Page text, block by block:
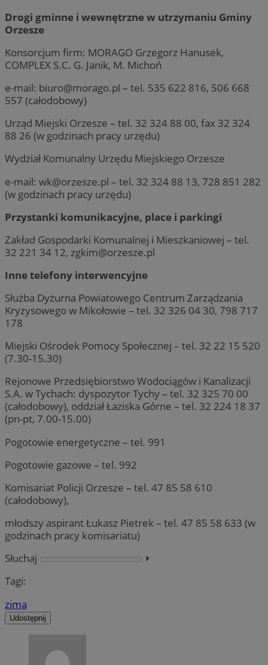
Drogi gminne i wewnętrzne w utrzymaniu Gminy
Orzesze
Konsorcjum firm: MORAGO Grzegorz Hanusek,
COMPLEX S.C. G. Janik, M. Michoń
e-mail: biuro@morago.pl – tel. 535 622 816, 506 668
557 (całodobowy)
Urząd Miejski Orzesze – tel. 32 324 88 00, fax 32 324
88 26 (w godzinach pracy urzędu)
Wydział Komunalny Urzędu Miejskiego Orzesze
e-mail: wk@orzesze.pl – tel. 32 324 88 13, 728 851 282
(w godzinach pracy urzędu)
Przystanki komunikacyjne, place i parkingi
Zakład Gospodarki Komunalnej i Mieszkaniowej – tel.
32 221 34 12, zgkim@orzesze.pl
Inne telefony interwencyjne
Służba Dyżurna Powiatowego Centrum Zarządzania
Kryzysowego w Mikołowie – tel. 32 326 04 30, 798 717
178
Miejski Ośrodek Pomocy Społecznej – tel. 32 22 15 520
(7.30-15.30)
Rejonowe Przedsiębiorstwo Wodociągów i Kanalizacji
S.A. w Tychach: dyspozytor Tychy – tel. 32 325 70 00
(całodobowy), oddział Łaziska Górne – tel. 32 224 18 37
(pn-pt, 7.00-15.00)
Pogotowie energetyczne – tel. 991
Pogotowie gazowe – tel. 992
Komisariat Policji Orzesze – tel. 47 85 58 610
(całodobowy),
młodszy aspirant Łukasz Pietrek – tel. 47 85 58 633 (w
godzinach pracy komisariatu)
Słuchaj
⏵︎
Tagi:
zima
Udostępnij